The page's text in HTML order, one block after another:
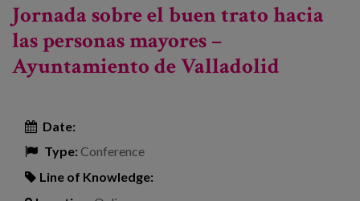
Jornada sobre el buen trato hacia
las personas mayores –
Ayuntamiento de Valladolid
Date:
Type:Conference
Line of Knowledge: